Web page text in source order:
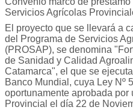
Servicios Agrícolas
El proyecto que se llevará a
del Programa de Servicios
(PROSAP), se denomina
de Sanidad y Calidad
Catamarca", el que se
Banco Mundial, cuya Ley Nº
oportunamente aprobada
Provincial el día 22 de